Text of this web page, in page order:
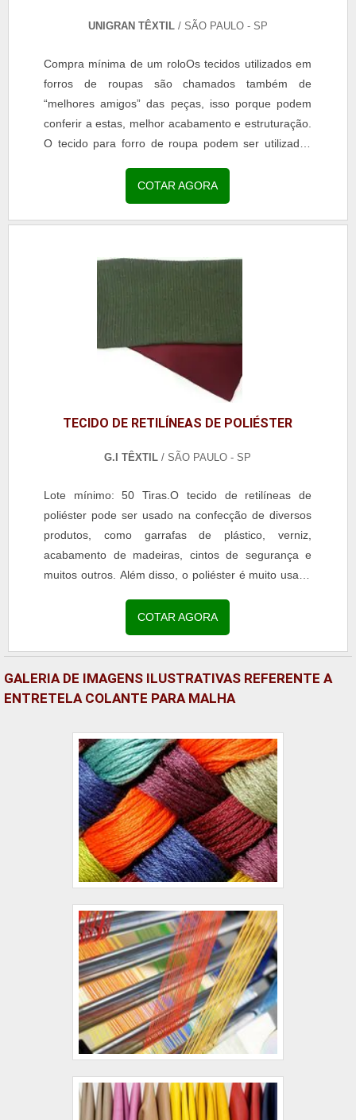
UNIGRAN TÊXTIL/ SÃO PAULO - SP
Compra mínima de um roloOs tecidos utilizados em
forros de roupas são chamados também de
“melhores amigos” das peças, isso porque podem
conferir a estas, melhor acabamento e estruturação.
O tecido para forro de roupa podem ser utilizados
exemplo:Ternos;Casacos;Camisas...
COTAR AGORA
TECIDO DE RETILÍNEAS DE POLIÉSTER
G.I TÊXTIL / SÃO PAULO - SP
Lote mínimo: 50 Tiras.O tecido de retilíneas de
poliéster pode ser usado na confecção de diversos
produtos, como garrafas de plástico, verniz,
acabamento de madeiras, cintos de segurança e
muitos outros. Além disso, o poliéster é muito usado
COTAR AGORA
GALERIA DE IMAGENS ILUSTRATIVAS REFERENTE A
ENTRETELA COLANTE PARA MALHA